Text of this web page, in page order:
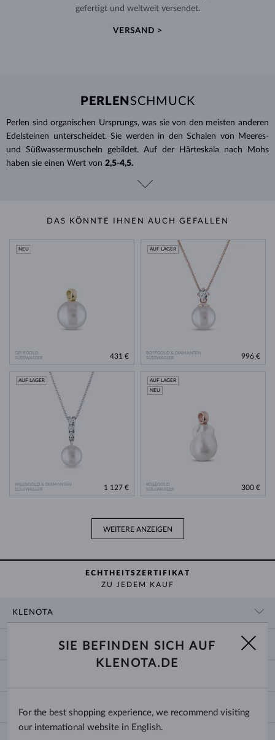
gefertigt und weltweit versendet.
VERSAND >
PERLEN SCHMUCK
Perlen sind organischen Ursprungs, was sie von den meisten anderen
Edelsteinen unterscheidet. Sie werden in den Schalen von Meeres-
und Süßwassermuscheln gebildet. Auf der Härteskala nach Mohs
haben sie einen Wert von 2,5-4,5.
DAS KÖNNTE IHNEN AUCH GEFALLEN
GELBGOLD
SÜSSWASSER
NEU
431 €
ROSÉGOLD & DIAMANTEN
SÜSSWASSER
AUF LAGER
996 €
WEISSGOLD & DIAMANTEN
SÜSSWASSER
AUF LAGER
1 127 €
ROSÉGOLD
SÜSSWASSER
AUF LAGER
NEU
300 €
WEITERE ANZEIGEN
ECHTHEITSZERTIFIKAT
ZU JEDEM KAUF
KLENOTA
BLOG
ZAHLUNG UND VERSAND
TRAURINGE AUSWÄHLEN
ECHTHEITSZERTIFIKATE
KETTENGRÖSSEN UND -ARTEN
ARMBANDGRÖSSEN
Deutschland & Österreich
SIE BEFINDEN SICH AUF
KLENOTA.DE
For the best shopping experience, we recommend visiting
our international website in English.